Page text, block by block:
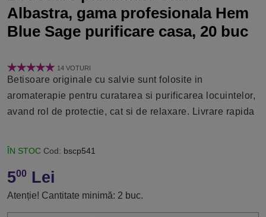
Albastra, gama profesionala Hem
Blue Sage purificare casa, 20 buc
14 VOTURI
Betisoare originale cu salvie sunt folosite in
aromaterapie pentru curatarea si purificarea locuintelor,
avand rol de protectie, cat si de relaxare. Livrare rapida
ÎN STOC Cod: bscp541
500Lei
Atenție! Cantitate minimă: 2 buc.